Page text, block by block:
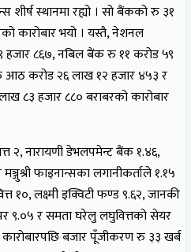
शीर्ष स्थानमा रह्यो । सो बैंकको रु ३१
कारोबार भयो । यस्तै, नेशनल
हजार ८६७, नबिल बैंक रु ११ करोड ५९
आठ करोड २६ लाख १२ हजार ४५३ र
८३ हजार ८८० बराबरको कारोबार
२, नारायणी डेभलपमेन्ट बैंक १.४६,
फाइनान्सका लगानीकर्ताले १.१५
१०, लक्ष्मी इक्विटी फण्ड ९.६२, जानकी
९.०५ र समता घरेलु लघुवित्तको सेयर
बजार पूँजीकरण रु ३३ खर्ब